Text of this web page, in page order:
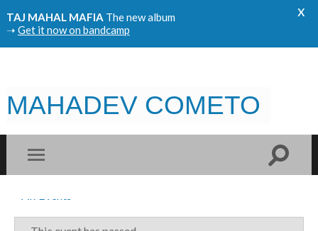
TAJ MAHAL MAFIA The new album
➝ Get it now on bandcamp
x
MAHADEV COMETO